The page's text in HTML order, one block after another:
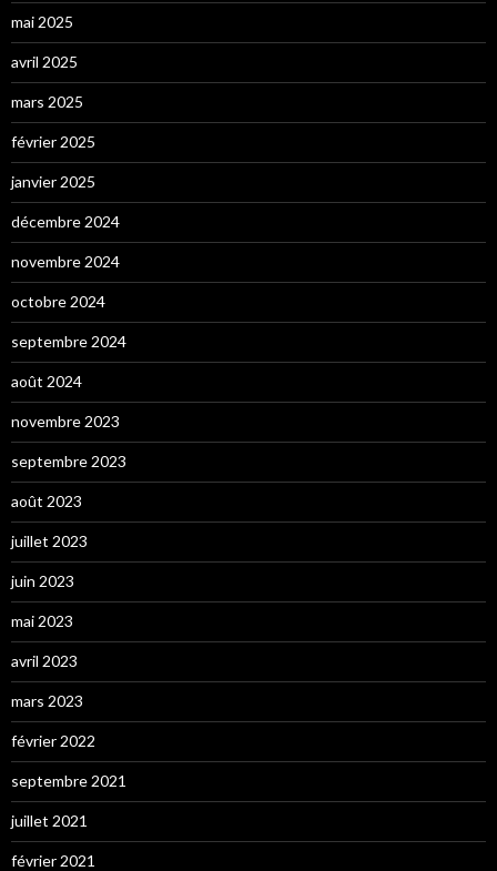
mai 2025
avril 2025
mars 2025
février 2025
janvier 2025
décembre 2024
novembre 2024
octobre 2024
septembre 2024
août 2024
novembre 2023
septembre 2023
août 2023
juillet 2023
juin 2023
mai 2023
avril 2023
mars 2023
février 2022
septembre 2021
juillet 2021
février 2021